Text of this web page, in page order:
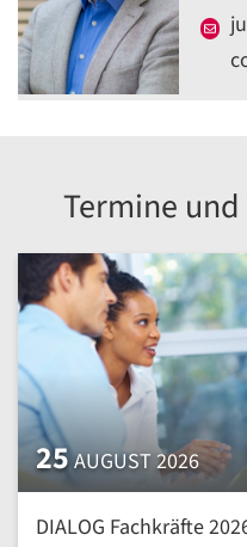
Termine
25AUGUST 2026
DIALOG Fachkräfte